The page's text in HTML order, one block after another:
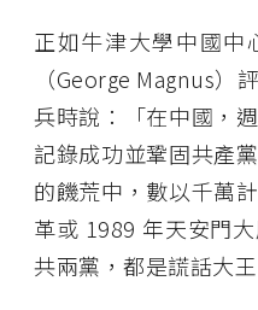
正如牛津大學中國中
（George Magnus）
兵時說：「在中國，
記錄成功並鞏固共產
的饑荒中，數以千萬
革或 1989 年天安門
共兩黨，都是謊話大王